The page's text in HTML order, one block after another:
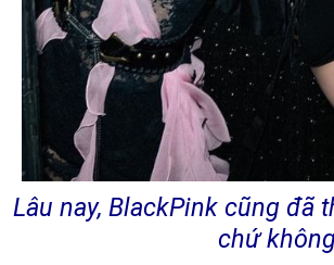
Lâu nay, BlackPink cũng đã
chứ